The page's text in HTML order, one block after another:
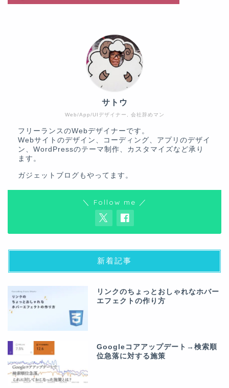
Web/App/UIデザイナー, 会社辞めマン
サトウ
フリーランスのWebデザイナーです。
Webサイトのデザイン、コーディング、アプリのデザイ
ン、WordPressのテーマ制作、カスタマイズなど承り
ます。
ガジェットブログ もやってます。
＼ Follow me ／
新着記事
リンクのちょっとおしゃれなホバー
エフェクトの作り方
Googleコアアップデート→検索順
位急落に対する施策